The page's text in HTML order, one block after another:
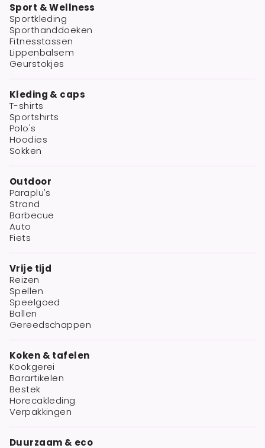
Sport & Wellness
Sportkleding
Sporthanddoeken
Fitnesstassen
Lippenbalsem
Geurstokjes
Kleding & caps
T-shirts
Sportshirts
Polo's
Hoodies
Sokken
Outdoor
Paraplu's
Strand
Barbecue
Auto
Fiets
Vrije tijd
Reizen
Spellen
Speelgoed
Ballen
Gereedschappen
Koken & tafelen
Kookgerei
Barartikelen
Bestek
Horecakleding
Verpakkingen
Duurzaam & eco